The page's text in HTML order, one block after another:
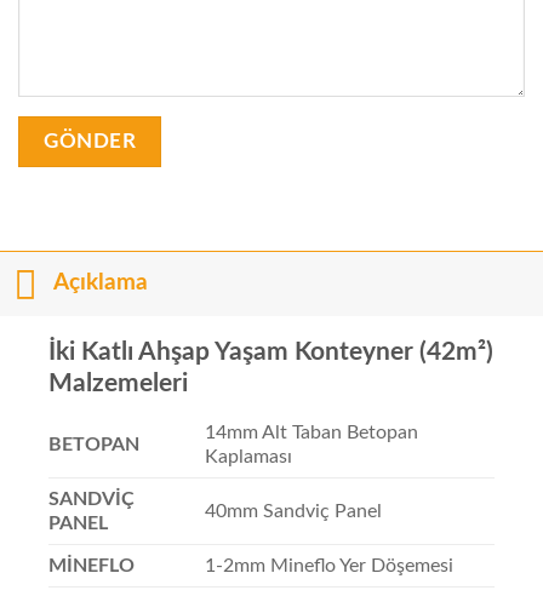
Açıklama
İki Katlı Ahşap Yaşam Konteyner (42m²)
Malzemeleri
BETOPAN
14mm Alt Taban Betopan
Kaplaması
SANDVİÇ
PANEL
40mm Sandviç Panel
MİNEFLO 1-2mm Mineflo Yer Döşemesi